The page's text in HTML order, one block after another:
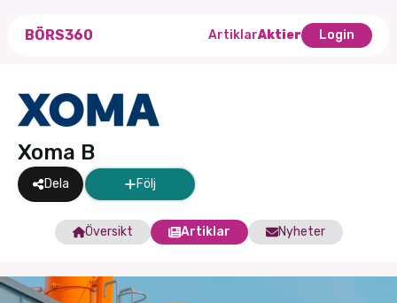
BÖRS360 ArtiklarAktier Login
Xoma B
Dela Följ
Översikt Artiklar Nyheter